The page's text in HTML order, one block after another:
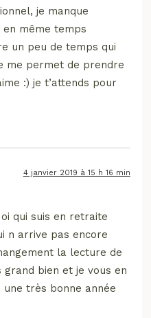
je manque
en même temps
un peu de temps qui
me permet de prendre
:) je t’attends pour
4 janvier 2019 à 15 h 16 min
qui suis en retraite
n arrive pas encore
la lecture de
bien et je vous en
très bonne année